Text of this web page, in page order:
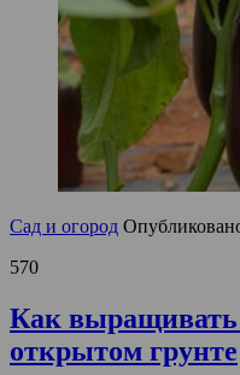
Сад и огород
570
Как
открытом грунте